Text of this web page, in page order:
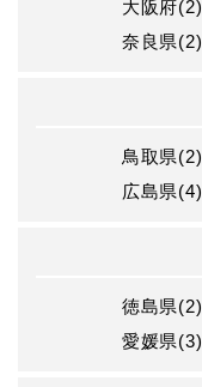
大阪府(2)
奈良県(2)
鳥取県(2)
広島県(4)
徳島県(2)
愛媛県(3)